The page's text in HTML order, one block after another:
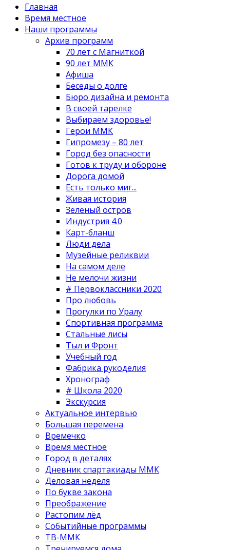
Главная
Время местное
Наши программы
Архив программ
70 лет с Магниткой
90 лет ММК
Афиша
Беседы о долге
Бюро дизайна и ремонта
В своей тарелке
Выбираем здоровье!
Герои ММК
Гипромезу – 80 лет
Город без опасности
Готов к труду и обороне
Дорога домой
Есть только миг...
Живая история
Зеленый остров
Индустрия 4.0
Карт-бланш
Люди дела
Музейные реликвии
На самом деле
Не мелочи жизни
# Первоклассники 2020
Про любовь
Прогулки по Уралу
Спортивная программа
Стальные лисы
Тыл и Фронт
Учебный год
Фабрика рукоделия
Хронограф
# Школа 2020
Экскурсия
Актуальное интервью
Большая перемена
Времечко
Время местное
Город в деталях
Дневник спартакиады ММК
Деловая неделя
По букве закона
Преображение
Растопим лёд
Событийные программы
ТВ-ММК